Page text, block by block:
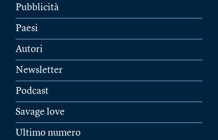
Pubblicità
Paesi
Autori
Newsletter
Podcast
Savage love
Ultimo numero